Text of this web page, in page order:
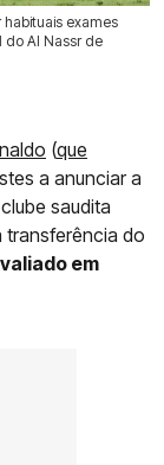
exames
do Al Nassr de
(que
a anunciar a
saudita
transferência do
em